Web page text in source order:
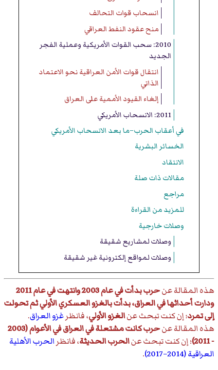
انسحاب قوات التحالف
منح عقود النفط العراقي
2010: سحب القوات الأمريكية وعملية الفجر
الجديد
انتقال قوات الأمن العراقية نحو الاعتماد
الذاتي
إلغاء القيود الأممية على العراق
2011: الانسحاب الأمريكي
في أعقاب الحرب–ما بعد الانسحاب الأمريكي
الخسائر البشرية
الانتقاد
مقالات ذات صلة
مراجع
للمزيد من القراءة
وصلات خارجية
وصلات لمشاريع شقيقة
وصلات لمواقع إلكترونية غير شقيقة
هذه المقالة عن
حرب بدأت في عام 2003 وانتهت في عام 2011
ودارت أحداثها في العراق، بدأت بالغزو العسكري الأولي ثم تحولت
إلى تمرد؛ إن كنت تبحث عنالغزو الأولي، فانظرغزو العراق.
هذه المقالة عن
حرب كانت مشتعلة في العراق في الأعوام (2003
- 2011)
؛ إن كنت تبحث عنالحرب الحديثة، فانظرالحرب الأهلية
العراقية (2014–2017)
.